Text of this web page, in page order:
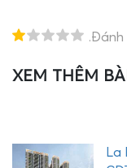
.Đánh
XEM THÊM
La